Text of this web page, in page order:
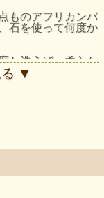
ものアフリカンバ
石を使って何度か
か洗えば、柔らか
状態で着たい人に
可愛いらしく、両
る ▼